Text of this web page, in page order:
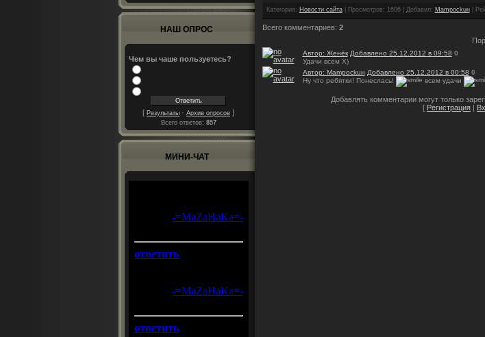
НАШ ОПРОС
Чем вы чаше пользуетесь?
[ Результаты · Архив опросов ]
Всего ответов: 857
МИНИ-ЧАТ
Категория : Новости сайта| Просмотров: 1606| Добавил: Mampockuн
Всего комментариев: 2
Автор: Женёк Добавлено 25.12.2012 в 09:58 0
Удачи всем Х)
Автор: Mampockuн Добавлено 25.12.2012 в 00:58 0
Ну что ребятки! Понеслась!
всем удачи
Добавлять комментарии могут только
[ Регистрация |